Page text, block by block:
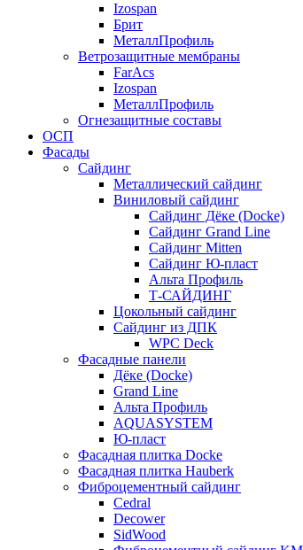
Izospan
Брит
МеталлПрофиль
Ветрозащитные мембраны
FarAcs
Izospan
МеталлПрофиль
Огнезащитные составы
ОСП
Фасады
Сайдинг
Металлический сайдинг
Виниловый сайдинг
Сайдинг Дёке (Docke)
Сайдинг Grand Line
Сайдинг Mitten
Сайдинг Ю-пласт
Альта Профиль
Т-САЙДИНГ
Цокольный сайдинг
Сайдинг из ДПК
WPC Deck
Фасадные панели
Дёке (Docke)
Grand Line
Альта Профиль
AQUASYSTEM
Ю-пласт
Фасадная плитка Docke
Фасадная плитка Hauberk
Фиброцементный сайдинг
Cedral
Decower
SidWood